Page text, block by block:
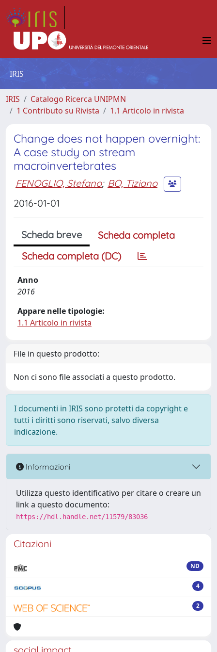
IRIS
IRIS
Catalogo Ricerca UNIPMN
1 Contributo su Rivista
1.1 Articolo in rivista
Change does not happen overnight:
A case study on stream
macroinvertebrates
FENOGLIO, Stefano; BO, Tiziano
2016-01-01
Scheda breve
Scheda completa
Scheda completa (DC)
Anno
2016
Appare nelle tipologie:
1.1 Articolo in rivista
File in questo prodotto:
Non ci sono file associati a questo prodotto.
I documenti in IRIS sono protetti da copyright e
tutti i diritti sono riservati, salvo diversa
indicazione.
Informazioni
Utilizza questo identificativo per citare o creare un
link a questo documento:
https://hdl.handle.net/11579/83036
Citazioni
ND
4
2